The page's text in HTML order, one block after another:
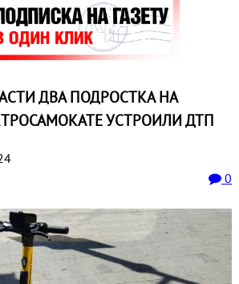
ДВА ПОДРОСТКА НА
УСТРОИЛИ ДТП
0